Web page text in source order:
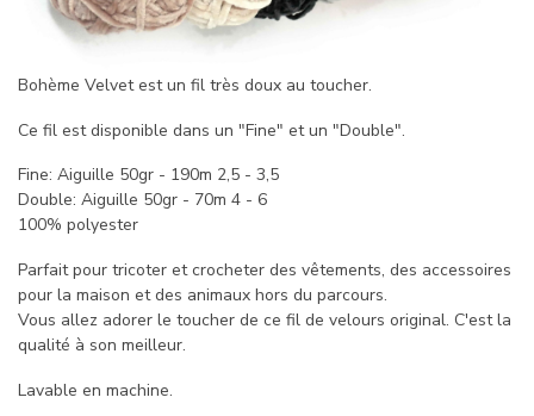
Bohème Velvet est un fil très doux au toucher.
Ce fil est disponible dans un "Fine" et un "Double".
Fine: Aiguille 50gr - 190m 2,5 - 3,5
Double: Aiguille 50gr - 70m 4 - 6
100% polyester
Parfait pour tricoter et crocheter des vêtements, des accessoires
pour la maison et des animaux hors du parcours.
Vous allez adorer le toucher de ce fil de velours original. C'est la
qualité à son meilleur.
Lavable en machine.